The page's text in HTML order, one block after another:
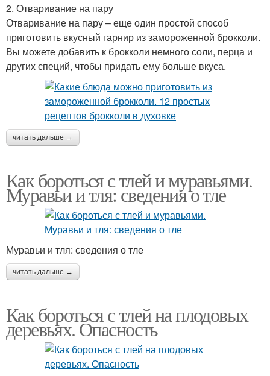
2. Отваривание на пару
Отваривание на пару – еще один простой способ
приготовить вкусный гарнир из замороженной брокколи.
Вы можете добавить к брокколи немного соли, перца и
других специй, чтобы придать ему больше вкуса.
читать дальше →
Как бороться с тлей и муравьями.
Муравьи и тля: сведения о тле
Муравьи и тля: сведения о тле
читать дальше →
Как бороться с тлей на плодовых
деревьях. Опасность